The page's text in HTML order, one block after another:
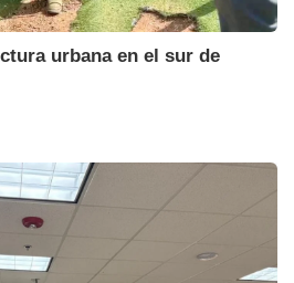
urbana en el sur de